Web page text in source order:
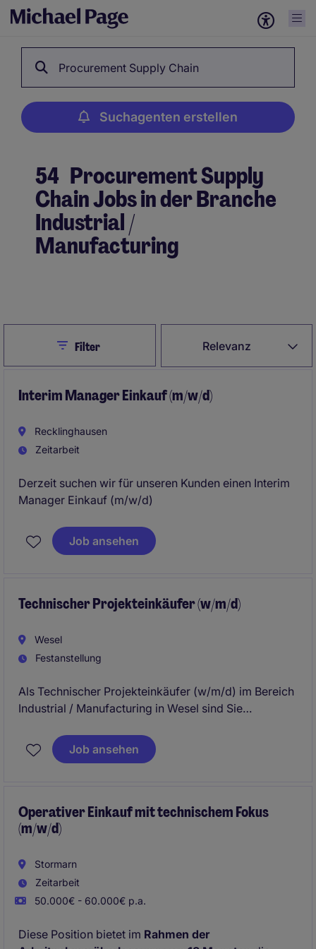
Procurement Supply Chain
Suchagenten erstellen
54 Procurement Supply
Chain Jobs in der Branche
Industrial /
Manufacturing
Relevanz
CloseFilter
Interim Manager Einkauf (m/w/d)
Recklinghausen
Zeitarbeit
Derzeit suchen wir für unseren Kunden einen Interim
Manager Einkauf (m/w/d)
Job ansehen
Technischer Projekteinkäufer (w/m/d)
Wesel
Festanstellung
Als Technischer Projekteinkäufer (w/m/d) im Bereich
Industrial / Manufacturing in Wesel sind Sie
Komponenten und Dienstleistungen. Sie
gewährleisten eine reibungslose Abwicklung von
Job ansehen
Operativer Einkauf mit technischem Fokus
(m/w/d)
Stormarn
Zeitarbeit
50.000€ - 60.000€ p.a.
Diese Position bietet im Rahmen der